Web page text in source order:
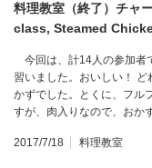
料理教室（終了）チャ
class, Steamed
今回は、計14人の参加者
習いました。おいしい！
かずでした。とくに、フル
すが、肉入りなので、おか
2017/7/18 料理教室